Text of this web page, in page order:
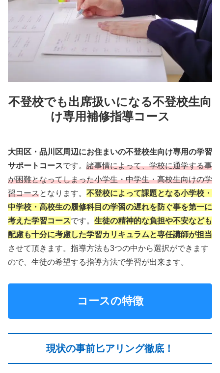
不登校でも出席扱いになる不登校生向
け専用補修指導コース
大田区・品川区周辺にお住まいの不登校生向け専用の学習
サポートコースです。 諸事情によって、学校に通学する事
が困難となってしまった小学生・中学生・高校生向けの学
習コースとなります。 不登校によって課題となる小学校・
中学校・高校生の履修科目の学習の遅れを防ぐ事を第一に
考えた学習コースです。 生徒の精神的な負担や不安なども
配慮も十分に考慮した学習カリキュラムと専任講師が担当
させて頂きます。指導方法も3つの中から選択ができます
ので、生徒の希望する指導方法で学習が出来ます。
コースの特徴
現状の事前匕アリング徹底！